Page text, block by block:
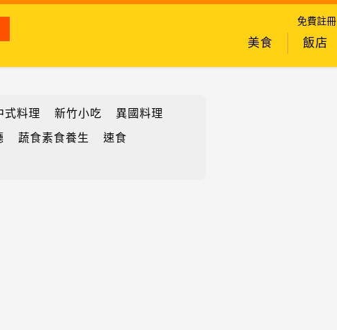
免費註冊
美食 飯店
式料理 新竹小吃 異國料理
蔬食素食養生 速食